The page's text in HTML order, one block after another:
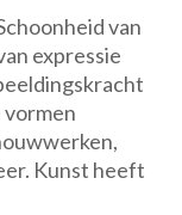
van
expressie
Kunst heeft